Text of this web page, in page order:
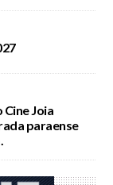
Joia
paraense